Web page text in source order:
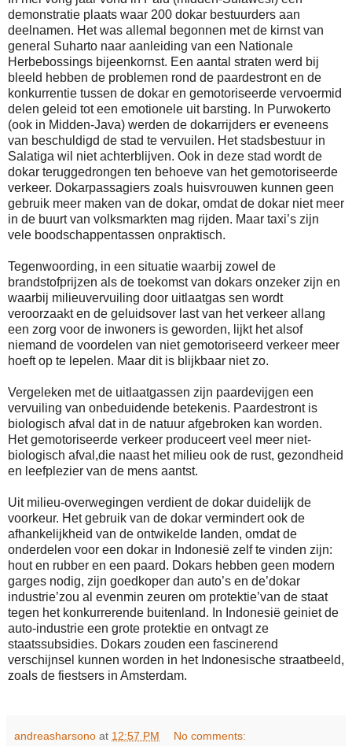
demonstratie plaats waar 200 dokar bestuurders aan
deelnamen. Het was allemal begonnen met de kirnst van
general Suharto naar aanleiding van een Nationale
Herbebossings bijeenkornst. Een aantal straten werd bij
bleeld hebben de problemen rond de paardestront en de
konkurrentie tussen de dokar en gemotoriseerde vervoermid
delen geleid tot een emotionele uit barsting. In Purwokerto
(ook in Midden-Java) werden de dokarrijders er eveneens
van beschuldigd de stad te vervuilen. Het stadsbestuur in
Salatiga wil niet achterblijven. Ook in deze stad wordt de
dokar teruggedrongen ten behoeve van het gemotoriseerde
verkeer. Dokarpassagiers zoals huisvrouwen kunnen geen
gebruik meer maken van de dokar, omdat de dokar niet meer
in de buurt van volksmarkten mag rijden. Maar taxi’s zijn
vele boodschappentassen onpraktisch.
Tegenwoording, in een situatie waarbij zowel de
brandstofprijzen als de toekomst van dokars onzeker zijn en
waarbij milieuvervuiling door uitlaatgas sen wordt
veroorzaakt en de geluidsover last van het verkeer allang
een zorg voor de inwoners is geworden, lijkt het alsof
niemand de voordelen van niet gemotoriseerd verkeer meer
hoeft op te lepelen. Maar dit is blijkbaar niet zo.
Vergeleken met de uitlaatgassen zijn paardevijgen een
vervuiling van onbeduidende betekenis. Paardestront is
biologisch afval dat in de natuur afgebroken kan worden.
Het gemotoriseerde verkeer produceert veel meer niet-
biologisch afval,die naast het milieu ook de rust, gezondheid
en leefplezier van de mens aantst.
Uit milieu-overwegingen verdient de dokar duidelijk de
voorkeur. Het gebruik van de dokar vermindert ook de
afhankelijkheid van de ontwikelde landen, omdat de
onderdelen voor een dokar in Indonesië zelf te vinden zijn:
hout en rubber en een paard. Dokars hebben geen modern
garges nodig, zijn goedkoper dan auto’s en de’dokar
industrie’zou al evenmin zeuren om protektie’van de staat
tegen het konkurrerende buitenland. In Indonesië geiniet de
auto-industrie een grote protektie en ontvagt ze
staatssubsidies. Dokars zouden een fascinerend
verschijnsel kunnen worden in het Indonesische straatbeeld,
zoals de fiestsers in Amsterdam.
andreasharsono at 12:57 PM No comments: